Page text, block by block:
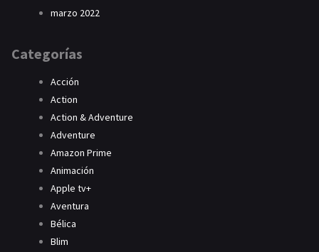
marzo 2022
Categorías
Acción
Action
Action & Adventure
Adventure
Amazon Prime
Animación
Apple tv+
Aventura
Bélica
Blim